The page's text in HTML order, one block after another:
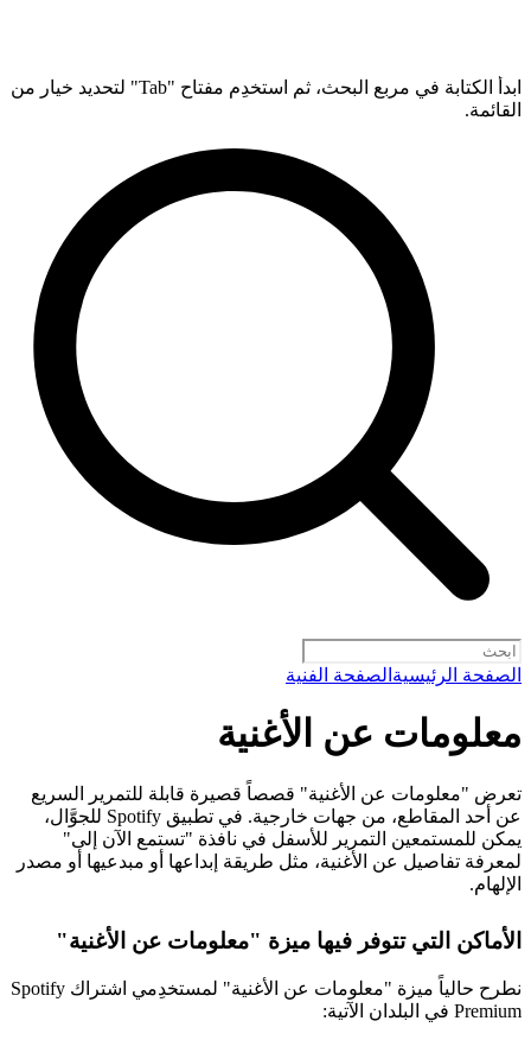
ابدأ الكتابة في مربع البحث، ثم استخدِم مفتاح "Tab" لتحديد خيار من
القائمة.
الصفحة الرئيسية الصفحة الفنية
معلومات عن الأغنية
تعرض "معلومات عن الأغنية" قصصاً قصيرة قابلة للتمرير السريع
عن أحد المقاطع، من جهات خارجية. في تطبيق Spotify للجوَّال،
يمكن للمستمعين التمرير للأسفل في نافذة "تستمع الآن إلى"
لمعرفة تفاصيل عن الأغنية، مثل طريقة إبداعها أو مبدعيها أو مصدر
الإلهام.
الأماكن التي تتوفر فيها ميزة "معلومات عن الأغنية"
نطرح حالياً ميزة "معلومات عن الأغنية" لمستخدِمي اشتراك Spotify
Premium في البلدان الآتية: